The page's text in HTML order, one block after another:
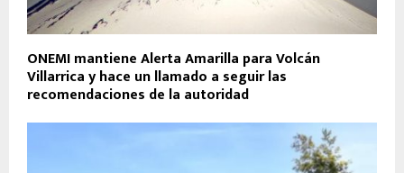
ONEMI mantiene Alerta Amarilla para Volcán
Villarrica y hace un llamado a seguir las
recomendaciones de la autoridad